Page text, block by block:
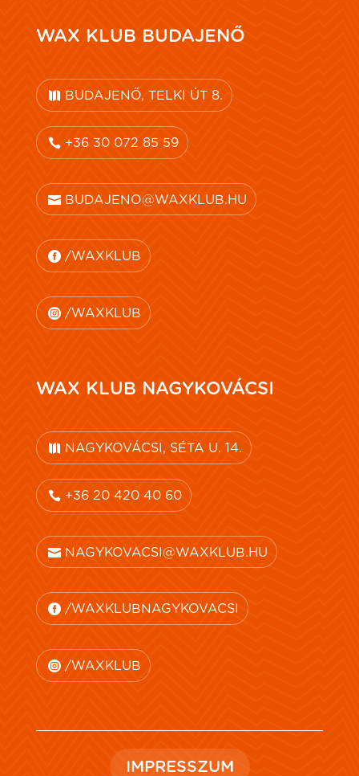
WAX KLUB BUDAJENŐ
BUDAJENŐ, TELKI ÚT 8.
+36 30 072 85 59
BUDAJENO@WAXKLUB.HU
/WAXKLUB
/WAXKLUB
WAX KLUB NAGYKOVÁCSI
NAGYKOVÁCSI, SÉTA U. 14.
+36 20 420 40 60
NAGYKOVACSI@WAXKLUB.HU
/WAXKLUBNAGYKOVACSI
/WAXKLUB
IMPRESSZUM